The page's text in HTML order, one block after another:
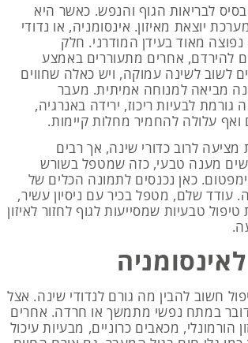
לבריאות הגוף והנפש. כאשר היא
יוצאת מאיזון. אינסומניה, או נדודי
מאוד בעידן המודרני. חלק
להירדם, אחרים מתעוררים באמצע
לשוב לשינה עמוקה, ויש כאלה שחווים
מביאה למנוחה אמיתית. מעבר
גורמת לבעיות ריכוז, ירידה באנרגיה,
ואף עלולה להחמיר מחלות קיימות.
לרוב כדורי שינה, אך רבים
מענה טבעי, כזה שמטפל בשורש
כאן נכנסים לתמונה הכלים של
עודד שלם, מטפל בכיר עם ניסיון עשיר,
טבעיות שמסייעות לגוף לחזור לאיזון
חשוב להבין מה גורם לנדודי שינה. אצל
במתח נפשי מתמשך או חרדה. אחרים
הורמונלי, מכאבים כרוניים, מבעיות עיכול